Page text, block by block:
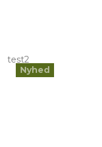
Nyhed
test2